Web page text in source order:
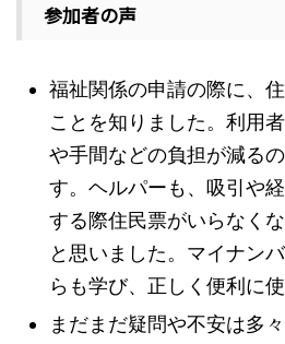
参加者の声
福祉関係の申請の際に、
ことを知りました。利用
や手間などの負担が減る
す。ヘルパーも、吸引や
する際住民票がいらなく
と思いました。マイナン
らも学び、正しく便利に使
まだまだ疑問や不安は多